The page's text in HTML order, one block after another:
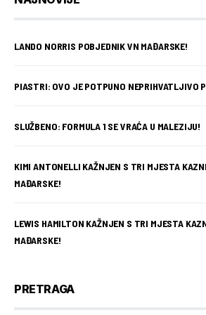
LANDO NORRIS POBJEDNIK VN MAĐARSKE!
PIASTRI: OVO JE POTPUNO NEPRIHVATLJIVO
SLUŽBENO: FORMULA 1 SE VRAĆA U MALEZIJU!
KIMI ANTONELLI KAŽNJEN S TRI MJESTA
MAĐARSKE!
LEWIS HAMILTON KAŽNJEN S TRI MJESTA
MAĐARSKE!
PRETRAGA